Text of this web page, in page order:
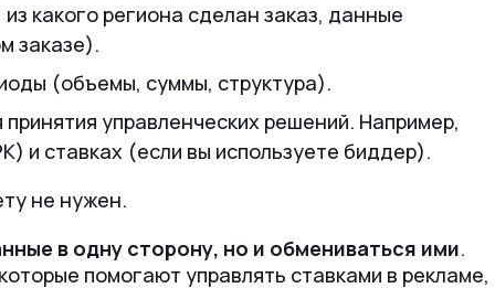
какого региона сделан заказ, данные
заказе).
(объемы, суммы, структура).
управленческих решений. Например,
и ставках (если вы используете биддер).
не нужен.
в одну сторону, но и обмениваться ими.
помогают управлять ставками в рекламе,